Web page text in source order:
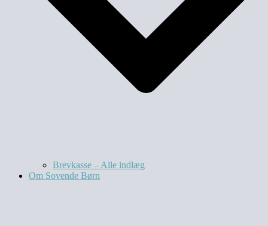
Brevkasse – Alle indlæg
Om Sovende Børn